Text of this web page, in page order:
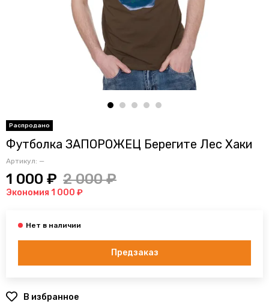
Футболка ЗАПОРОЖЕЦ Берегите Лес Хаки
Артикул: —
1 000 ₽ 2 000 ₽
Экономия 1 000 ₽
Предзаказ
В избранное